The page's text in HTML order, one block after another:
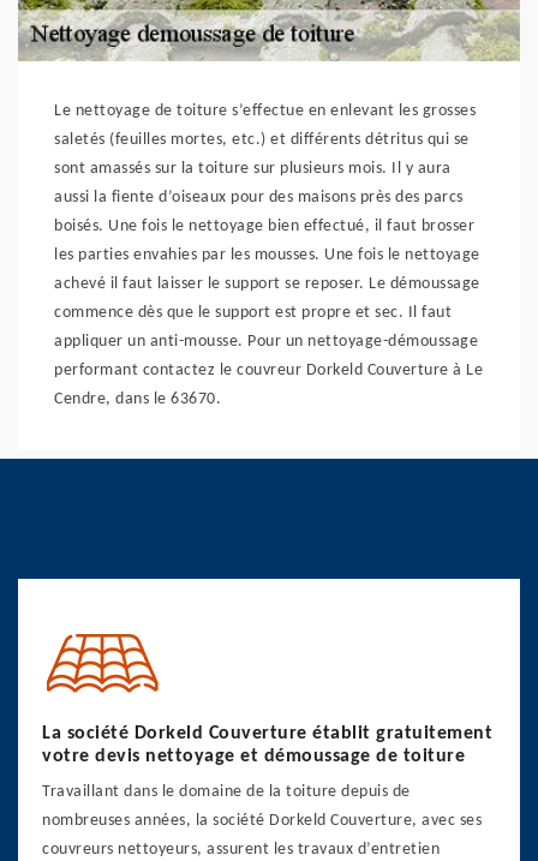
Le nettoyage de toiture s’effectue en enlevant les grosses
saletés (feuilles mortes, etc.) et différents détritus qui se
sont amassés sur la toiture sur plusieurs mois. Il y aura
aussi la fiente d’oiseaux pour des maisons près des parcs
boisés. Une fois le nettoyage bien effectué, il faut brosser
les parties envahies par les mousses. Une fois le nettoyage
achevé il faut laisser le support se reposer. Le démoussage
commence dès que le support est propre et sec. Il faut
appliquer un anti-mousse. Pour un nettoyage-démoussage
performant contactez le couvreur Dorkeld Couverture à Le
Cendre, dans le 63670.
La société Dorkeld Couverture établit gratuitement
votre devis nettoyage et démoussage de toiture
Travaillant dans le domaine de la toiture depuis de
nombreuses années, la société Dorkeld Couverture, avec ses
couvreurs nettoyeurs, assurent les travaux d’entretien